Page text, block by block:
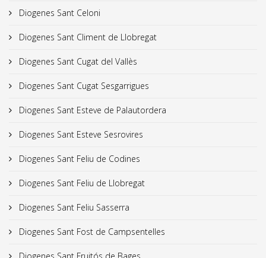
Diogenes Sant Celoni
Diogenes Sant Climent de Llobregat
Diogenes Sant Cugat del Vallès
Diogenes Sant Cugat Sesgarrigues
Diogenes Sant Esteve de Palautordera
Diogenes Sant Esteve Sesrovires
Diogenes Sant Feliu de Codines
Diogenes Sant Feliu de Llobregat
Diogenes Sant Feliu Sasserra
Diogenes Sant Fost de Campsentelles